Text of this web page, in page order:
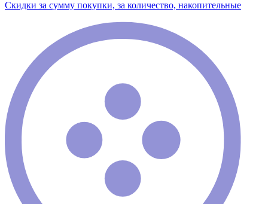
Скидки за сумму покупки, за количество, накопительные